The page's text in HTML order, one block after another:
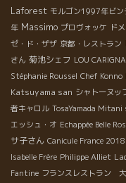
Laforest モルゴン1997年ビン
年 Massimo プロヴォッケ ド
ゼ・ド・ザザ 京都・レストラン
さん 菊池シェフ LOU
Stéphanie Roussel Chef Konno
Katsuyama san シャトーヌッ
者キャロル TosaYamada Mitani
エッシュ・オ Echappée Belle
サ子さん Canicule France 2018
Isabelle Frère Philippe Alliet
Fantine フランスレストラン